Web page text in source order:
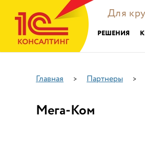
Для
РЕШЕНИЯ
Главная > Партнеры >
Мега-Ком